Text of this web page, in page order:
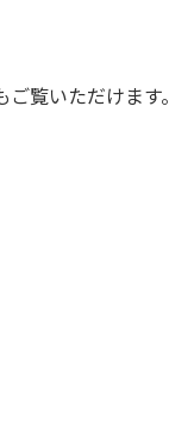
覧いただけます。